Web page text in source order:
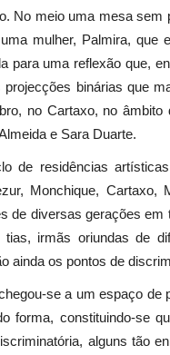
No meio uma mesa
mulher, Palmira, que
para uma reflexão que,
projecções binárias que
no Cartaxo, no
e Sara Duarte.
de residências
Monchique,
de diversas gerações
tias, irmãs oriundas de
ainda os pontos de
se a um espaço
forma, constituindo-se
alguns tão